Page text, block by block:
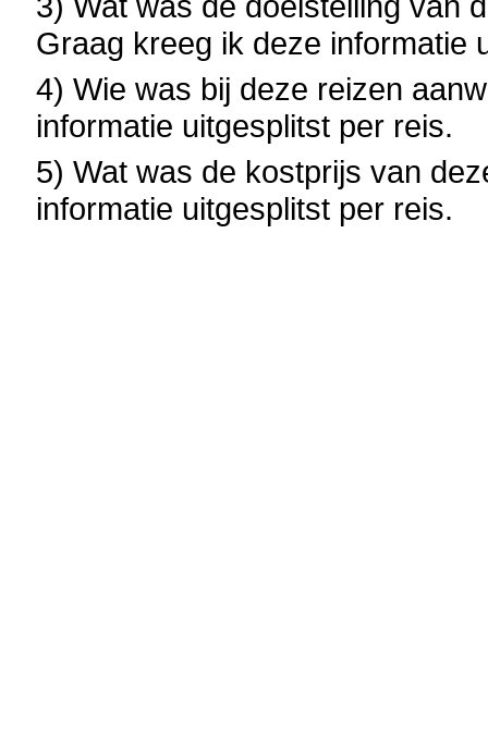
Graag kreeg ik deze informatie
4) Wie was bij deze reizen
informatie uitgesplitst per reis.
5) Wat was de kostprijs van
informatie uitgesplitst per reis.